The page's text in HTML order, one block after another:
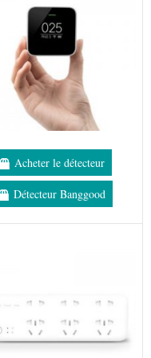
Acheter le détecteur
Détecteur Banggood